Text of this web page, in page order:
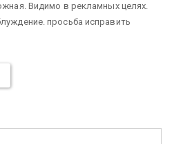
Видимо в рекламных целях.
просьба исправить